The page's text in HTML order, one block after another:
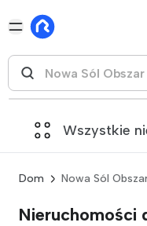
Wszystkie
Dom Nowa Sól
Nieruchomości